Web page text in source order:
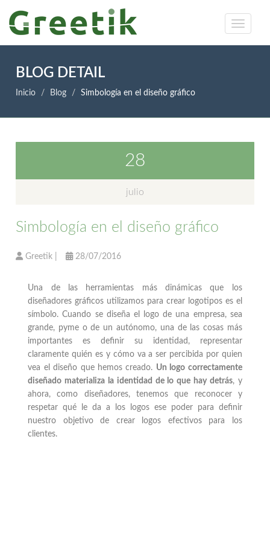
BLOG DETAIL
Inicio Blog Simbología en el diseño gráfico
28
julio
Simbología en el diseño gráfico
Greetik 28/07/2016
Una de las herramientas más dinámicas que los
diseñadores gráficos utilizamos para crear logotipos es el
símbolo. Cuando se diseña el logo de una empresa, sea
grande, pyme o de un autónomo, una de las cosas más
importantes es definir su identidad, representar
claramente quién es y cómo va a ser percibida por quien
vea el diseño que hemos creado. Un logo correctamente
diseñado materializa la identidad de lo que hay detrás, y
ahora, como diseñadores, tenemos que reconocer y
respetar qué le da a los logos ese poder para definir
nuestro objetivo de crear logos efectivos para los
clientes.